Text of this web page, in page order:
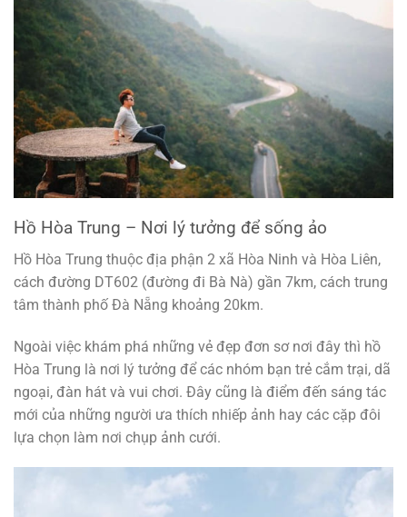
Hồ Hòa Trung – Nơi lý tưởng để sống ảo
Hồ Hòa Trung thuộc địa phận 2 xã Hòa Ninh và Hòa Liên,
cách đường DT602 (đường đi Bà Nà) gần 7km, cách trung
tâm thành phố Đà Nẵng khoảng 20km.
Ngoài việc khám phá những vẻ đẹp đơn sơ nơi đây thì hồ
Hòa Trung là nơi lý tưởng để các nhóm bạn trẻ cắm trại, dã
ngoại, đàn hát và vui chơi. Đây cũng là điểm đến sáng tác
mới của những người ưa thích nhiếp ảnh hay các cặp đôi
lựa chọn làm nơi chụp ảnh cưới.